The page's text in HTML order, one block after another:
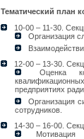
Тематический план
10-00 – 11-30.
Организация
12-00 – 13-30.
Оценка
предприятиях
Организация
сотрудников.
14-30 – 16-00.
Мотивация